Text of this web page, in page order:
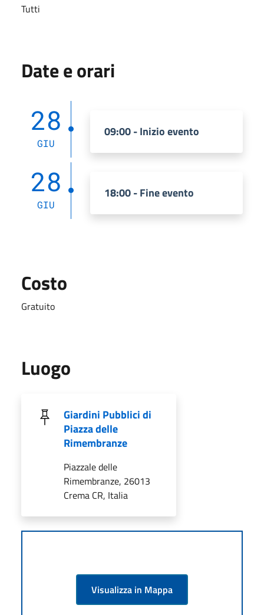
Tutti
Date e orari
28
GIU
09:00 - Inizio evento
28
GIU
18:00 - Fine evento
Costo
Gratuito
Luogo
Giardini Pubblici di
Piazza delle
Rimembranze
Piazzale delle
Rimembranze, 26013
Crema CR, Italia
Visualizza in Mappa